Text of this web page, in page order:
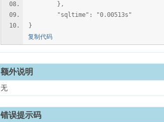
},
"sqltime": "0.00513s"
}
复制代码
额外说明
无
错误提示码